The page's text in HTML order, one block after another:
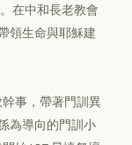
在中和長老教會
領生命與耶穌建
事，帶著門訓異
為導向的門訓小